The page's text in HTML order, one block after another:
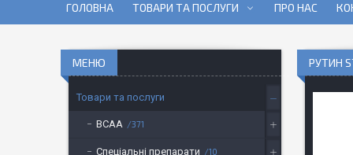
ГОЛОВНА ТОВАРИ ТА ПОСЛУГИ ПРО НАС
РУТИН
Товари та послуги
BCAA 371
Спеціальні препарати 10